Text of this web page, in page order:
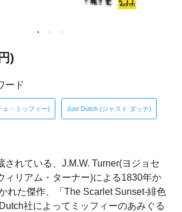
)
ード
ェ・ミッフィー) Just Dutch (ジャスト ダッチ)
されている、J.M.W. Turner(ヨジョセ
ィリアム・ターナー)による1830年か
れた傑作、「The Scarlet Sunset-緋色
社によってミッフィーのあみぐる